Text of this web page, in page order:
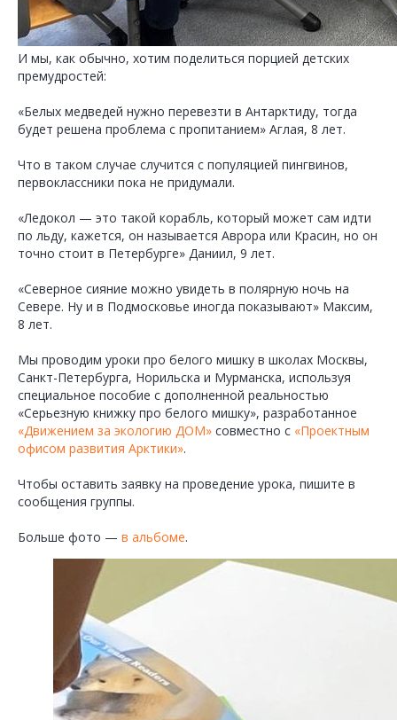
И мы, как обычно, хотим поделиться порцией детских
премудростей:
«Белых медведей нужно перевезти в Антарктиду, тогда
будет решена проблема с пропитанием» Аглая, 8 лет.
Что в таком случае случится с популяцией пингвинов,
первоклассники пока не придумали.
«Ледокол — это такой корабль, который может сам идти
по льду, кажется, он называется Аврора или Красин, но он
точно стоит в Петербурге» Даниил, 9 лет.
«Северное сияние можно увидеть в полярную ночь на
Севере. Ну и в Подмосковье иногда показывают» Максим,
8 лет.
Мы проводим уроки про белого мишку в школах Москвы,
Санкт-Петербурга, Норильска и Мурманска, используя
специальное пособие с дополненной реальностью
«Серьезную книжку про белого мишку», разработанное
«Движением за экологию ДОМ» совместно с «Проектным
офисом развития Арктики».
Чтобы оставить заявку на проведение урока, пишите в
сообщения группы.
Больше фото — в альбоме.